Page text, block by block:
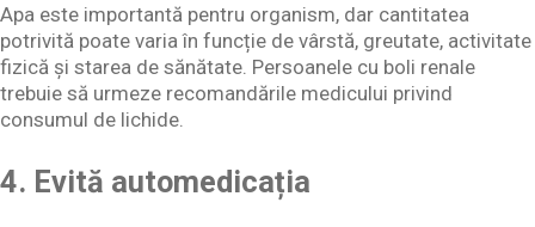
Apa este importantă pentru organism, dar cantitatea
potrivită poate varia în funcție de vârstă, greutate, activitate
fizică și starea de sănătate. Persoanele cu boli renale
trebuie să urmeze recomandările medicului privind
consumul de lichide.
4. Evită automedicația